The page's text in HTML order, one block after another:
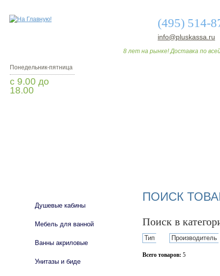
(495) 514-
info@pluskassa.ru
8 лет на рынке! Доставка по
Понедельник-пятница
с 9.00 до
18.00
ПОИСК
Поиск в
Тип Производитель
Всего товаров: 5
Душевые кабины
Мебель для ванной
Ванны акриловые
Унитазы и биде